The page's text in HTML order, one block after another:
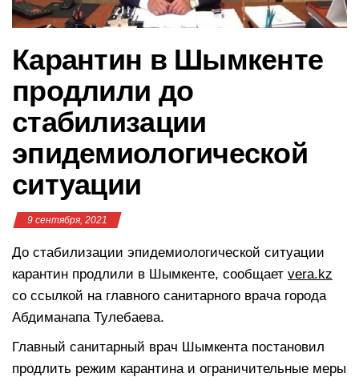
Карантин в Шымкенте
продлили до
стабилизации
эпидемиологической
ситуации
9 сентября, 2021
До стабилизации эпидемиологической ситуации
карантин продлили в Шымкенте, сообщает vera.kz
со ссылкой на главного санитарного врача города
Абдиманапа Тулебаева.
Главный санитарный врач Шымкента постановил
продлить режим карантина и ограничительные меры